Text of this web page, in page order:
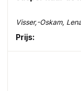
Visser,-Oskam,
Prijs: